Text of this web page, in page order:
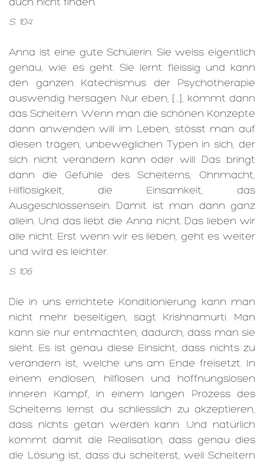
auch nicht finden.
S. 104
Anna ist eine gute Schülerin. Sie weiss eigentlich
genau, wie es geht. Sie lernt fleissig und kann
den ganzen Katechismus der Psychotherapie
auswendig hersagen. Nur eben, […], kommt dann
das Scheitern. Wenn man die schönen Konzepte
dann anwenden will im Leben, stösst man auf
diesen trägen, unbeweglichen Typen in sich, der
sich nicht verändern kann oder will. Das bringt
dann die Gefühle des Scheiterns, Ohnmacht,
Hilflosigkeit, die Einsamkeit, das
Ausgeschlossensein. Damit ist man dann ganz
allein. Und das liebt die Anna nicht. Das lieben wir
alle nicht. Erst wenn wir es lieben, geht es weiter
und wird es leichter.
S. 106
Die in uns errichtete Konditionierung kann man
nicht mehr beseitigen, sagt Krishnamurti. Man
kann sie nur entmachten, dadurch, dass man sie
sieht. Es ist genau diese Einsicht, dass nichts zu
verändern ist, welche uns am Ende freisetzt. In
einem endlosen, hilflosen und hoffnungslosen
inneren Kampf, in einem langen Prozess des
Scheiterns lernst du schliesslich zu akzeptieren,
dass nichts getan werden kann. Und natürlich
kommt damit die Realisation, dass genau dies
die Lösung ist, dass du scheiterst, weil Scheitern